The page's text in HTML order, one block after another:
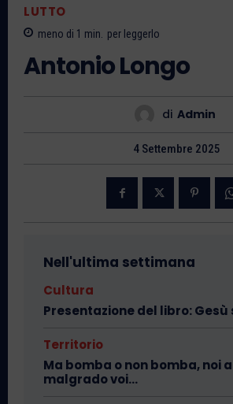
LUTTO
meno di 1 min. per leggerlo
Antonio Longo
di Admin
4 Settembre 2025
Nell'ultima settimana
Cultura
Presentazione del libro:
Territorio
Ma bomba o non bomba, noi
malgrado voi…